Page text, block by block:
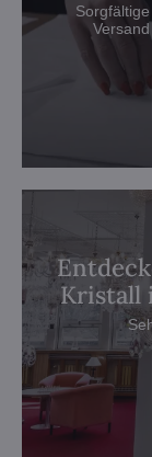
Kristall